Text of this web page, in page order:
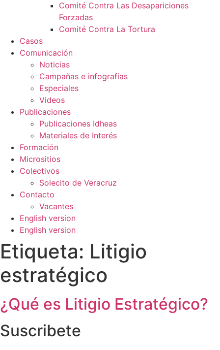
Comité Contra Las Desapariciones
Forzadas
Comité Contra La Tortura​
Casos
Comunicación
Noticias
Campañas e infografías
Especiales
Videos
Publicaciones
Publicaciones Idheas
Materiales de Interés
Formación
Micrositios
Colectivos
Solecito de Veracruz
Contacto
Vacantes
English version
English version
Etiqueta: Litigio
estratégico
¿Qué es Litigio Estratégico?
Suscribete